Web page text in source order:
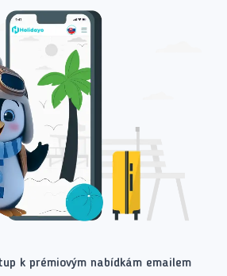
k prémiovým nabídkám emailem